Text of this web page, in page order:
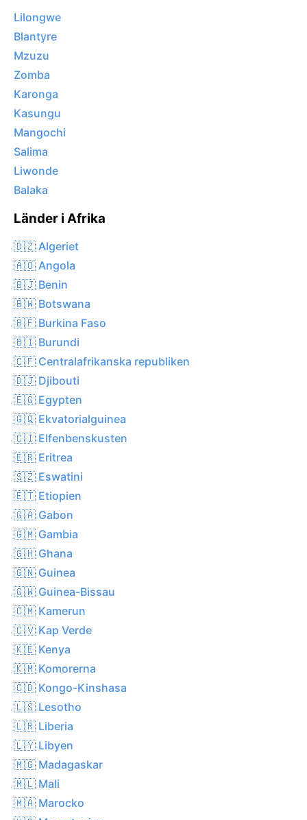
Lilongwe
Blantyre
Mzuzu
Zomba
Karonga
Kasungu
Mangochi
Salima
Liwonde
Balaka
Länder i Afrika
🇩🇿 Algeriet
🇦🇴 Angola
🇧🇯 Benin
🇧🇼 Botswana
🇧🇫 Burkina Faso
🇧🇮 Burundi
🇨🇫 Centralafrikanska republiken
🇩🇯 Djibouti
🇪🇬 Egypten
🇬🇶 Ekvatorialguinea
🇨🇮 Elfenbenskusten
🇪🇷 Eritrea
🇸🇿 Eswatini
🇪🇹 Etiopien
🇬🇦 Gabon
🇬🇲 Gambia
🇬🇭 Ghana
🇬🇳 Guinea
🇬🇼 Guinea-Bissau
🇨🇲 Kamerun
🇨🇻 Kap Verde
🇰🇪 Kenya
🇰🇲 Komorerna
🇨🇩 Kongo-Kinshasa
🇱🇸 Lesotho
🇱🇷 Liberia
🇱🇾 Libyen
🇲🇬 Madagaskar
🇲🇱 Mali
🇲🇦 Marocko